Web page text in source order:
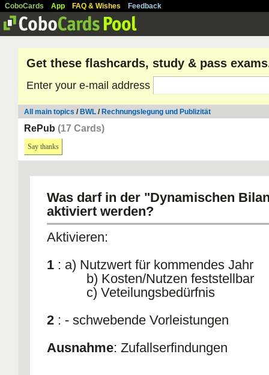
CoboCards App FAQ & Wishes Feedback
Get these flashcards, study & pass
Enter your e-mail address
All main topics / BWL / Rechnungslegung und Publizität
RePub (17 Cards)
Say thanks
Was darf in der "Dynamischen
aktiviert werden?
Aktivieren:
1 : a) Nutzwert für kommendes Jahr
b) Kosten/Nutzen feststellbar
c) Veteilungsbedürfnis
2 : - schwebende Vorleistungen
Ausnahme: Zufallserfindungen